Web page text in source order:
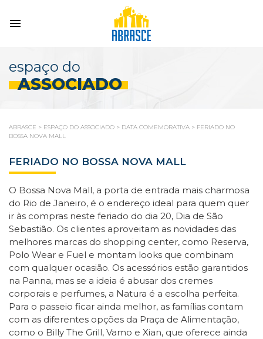
espaço do
ASSOCIADO
ABRASCE > ESPAÇO DO ASSOCIADO > DATA COMEMORATIVA > FERIADO NO
BOSSA NOVA MALL
FERIADO NO BOSSA NOVA MALL
O Bossa Nova Mall, a porta de entrada mais charmosa
do Rio de Janeiro, é o endereço ideal para quem quer
ir às compras neste feriado do dia 20, Dia de São
Sebastião. Os clientes aproveitam as novidades das
melhores marcas do shopping center, como Reserva,
Polo Wear e Fuel e montam looks que combinam
com qualquer ocasião. Os acessórios estão garantidos
na Panna, mas se a ideia é abusar dos cremes
corporais e perfumes, a Natura é a escolha perfeita.
Para o passeio ficar ainda melhor, as famílias contam
com as diferentes opções da Praça de Alimentação,
como o Billy The Grill, Vamo e Xian, que oferece ainda